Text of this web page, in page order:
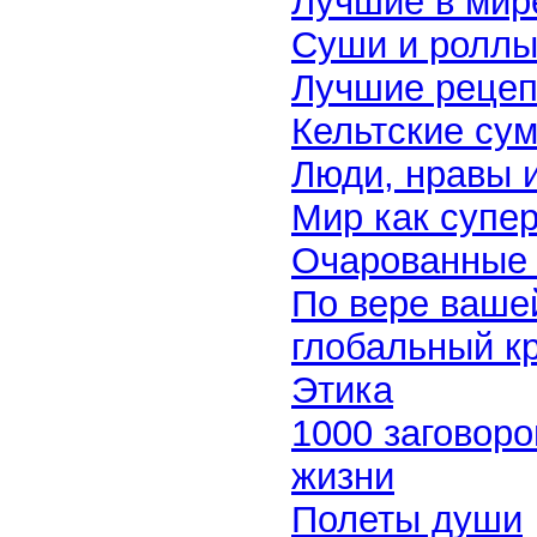
Суши и
Лучшие
Кельтские
Люди, нравы
Мир как
Очарованные
По вере
глобальный
Этика
1000
жизни
Полеты души